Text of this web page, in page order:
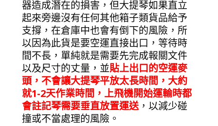
器造成潛在的損害，但大提琴如果直立
起來旁邊沒有任何其他箱子類貨品給予
支撐，在倉庫中也會有倒下的風險，所
以因為此貨是要空運直接出口，等待時
間不長，單純就是需要先完成報關文件
以及尺寸的丈量，並貼上出口的空運麥
頭，不會讓大提琴平放太長時間，大約
就1-2天作業時間，上飛機開始運輸時都
會註記琴需要垂直放置運送，以減少碰
撞或不當處理的風險。